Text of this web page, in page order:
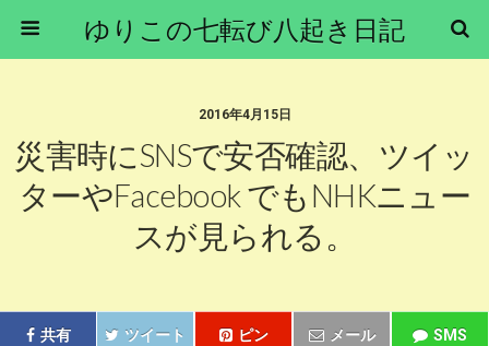
ゆりこの七転び八起き日記
2016年4月15日
災害時にSNSで安否確認、ツイッ
ターやFacebook でもNHKニュー
スが見られる。
共有 ツイート ピン メール SMS